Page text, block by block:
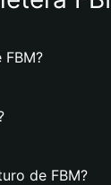
FBM?
de FBM?